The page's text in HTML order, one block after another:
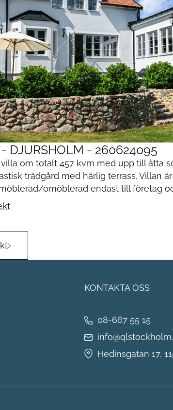
DJURSHOLM - 260624095
villa om totalt 457 kvm med upp till åtta
trädgård med härlig terrass. Villan
omöblerad endast till företag
KONTAKTA OSS
08-667 55 15
Hedinsgatan 17,